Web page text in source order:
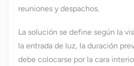
reuniones y despachos.
La solución se define según la
la entrada de luz, la duración
debe colocarse por la cara